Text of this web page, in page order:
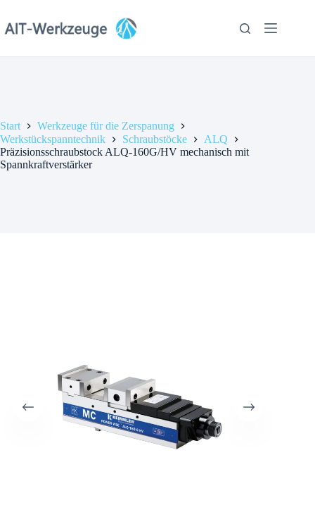
springen
Start
Werkzeuge für die Zerspanung
Werkstückspanntechnik
Schraubstöcke
ALQ
Präzisionsschraubstock ALQ-160G/HV mechanisch mit
Spannkraftverstärker